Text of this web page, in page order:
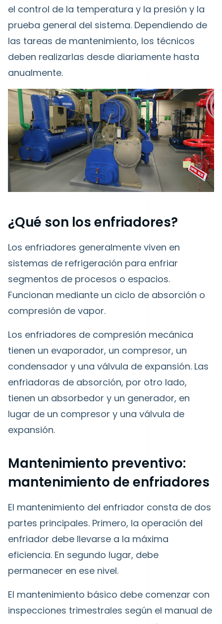
el control de la temperatura y la presión y la
prueba general del sistema. Dependiendo de
las tareas de mantenimiento, los técnicos
deben realizarlas desde diariamente hasta
anualmente.
¿Qué son los enfriadores?
Los enfriadores generalmente viven en
sistemas de refrigeración para enfriar
segmentos de procesos o espacios.
Funcionan mediante un ciclo de absorción o
compresión de vapor.
Los enfriadores de compresión mecánica
tienen un evaporador, un compresor, un
condensador y una válvula de expansión. Las
enfriadoras de absorción, por otro lado,
tienen un absorbedor y un generador, en
lugar de un compresor y una válvula de
expansión.
Mantenimiento preventivo:
mantenimiento de enfriadores
El mantenimiento del enfriador consta de dos
partes principales. Primero, la operación del
enfriador debe llevarse a la máxima
eficiencia. En segundo lugar, debe
permanecer en ese nivel.
El mantenimiento básico debe comenzar con
inspecciones trimestrales según el manual de